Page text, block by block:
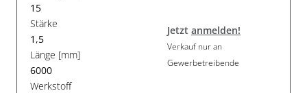
15
Stärke
1,5
Länge [mm]
6000
Werkstoff
Jetzt anmelden!
Verkauf nur an
Gewerbetreibende